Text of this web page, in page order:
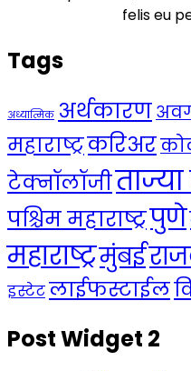
felis eu
Tags
अध्यात्मिक अर्थकारण
महाराष्ट्रकरिअर
टेक्नॉलॉजी
पश्चिम महाराष्ट्रपुणे
महाराष्ट्रमुंबई
इस्टेटलाईफस्टाईल
Post Widget 2